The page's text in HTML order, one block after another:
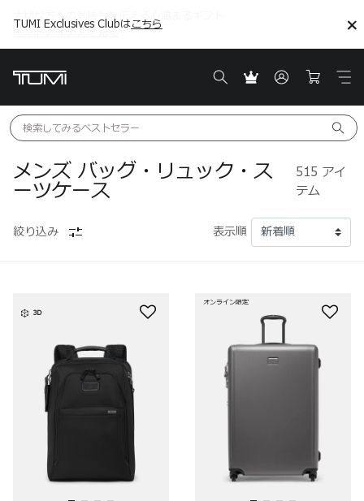
ギフトアイデアを見る こちら
ギフトアイデアを見る
TUMI Exclusives Clubはこちら
検索してみるベストセラー
メンズ バッグ・リュック・ス
ーツケース
515 アイ
テム
絞り込み 表示順
3D
オンライン限定